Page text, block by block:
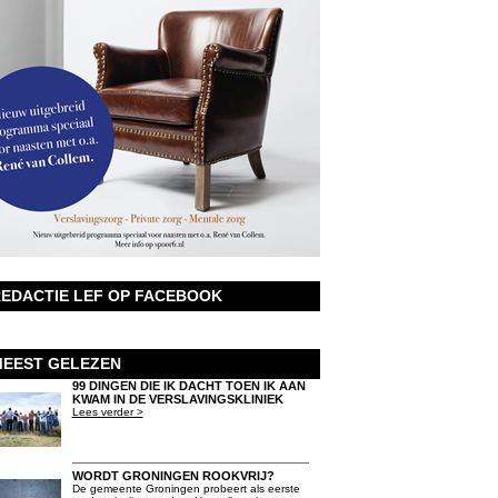
LEF OP FACEBOOK
GELEZEN
99 DINGEN DIE IK DACHT TOEN IK AAN
KWAM IN DE VERSLAVINGSKLINIEK
Lees verder >
WORDT GRONINGEN ROOKVRIJ?
De gemeente Groningen probeert als eerste